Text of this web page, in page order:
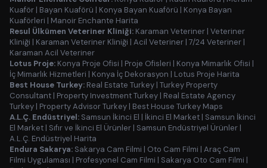
Kuaför | Bayan Kuaförü | Konya Bayan Kuaförü | Konya Bayan
Kuaförleri | Manoir Enchante Harita
Resul Ülkümen Veteriner Kliniği: Karaman Veteriner | Veteriner
Kliniği | Karaman Veteriner Kliniği | Acil Veteriner | 7/24 Veteriner |
Karaman Acil Veteriner
Lotus Proje: Konya Proje Ofisi | Proje Ofisleri | Konya Mimarlık Ofisi |
İç Mimarlık Hizmetleri | Konya İç Dekorasyon | Lotus Proje Harita
Best House Turkey: Real Estate Turkey | Turkey Property
Consultant | Property Investment Turkey | Real Estate Agency
Turkey | Property Advisor Turkey | Best House Turkey Maps
A.L.Ç. Endüstriyel: Samsun İkinci El | İkinci El Market | Samsun İkinci
El Market | Sıfır ve İkinci El Ürünler | Samsun Endüstriyel Ürünler |
A.L.Ç. Endüstriyel Harita
Endura Sakarya: Sakarya Cam Filmi | Oto Cam Filmi | Araç Cam
Filmi Uygulaması | Profesyonel Cam Filmi | Sakarya Oto Cam Filmi |